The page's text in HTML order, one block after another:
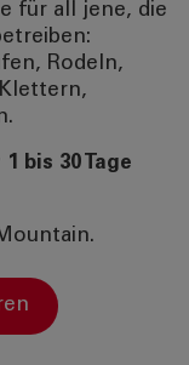
für all jene, die
Rodeln,
bis 30 Tage